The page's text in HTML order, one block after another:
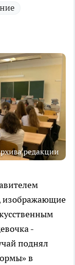
редакции
изображающие
-
поднял
в